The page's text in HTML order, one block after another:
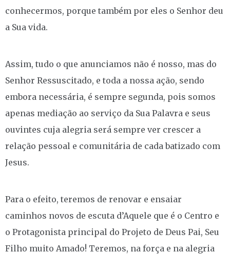
conhecermos, porque também por eles o Senhor deu
a Sua vida.
Assim, tudo o que anunciamos não é nosso, mas do
Senhor Ressuscitado, e toda a nossa ação, sendo
embora necessária, é sempre segunda, pois somos
apenas mediação ao serviço da Sua Palavra e seus
ouvintes cuja alegria será sempre ver crescer a
relação pessoal e comunitária de cada batizado com
Jesus.
Para o efeito, teremos de renovar e ensaiar
caminhos novos de escuta d’Aquele que é o Centro e
o Protagonista principal do Projeto de Deus Pai, Seu
Filho muito Amado! Teremos, na força e na alegria